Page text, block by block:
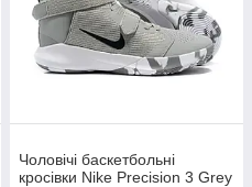
Чоловічі баскетбольні
кросівки Nike Precision 3 Grey